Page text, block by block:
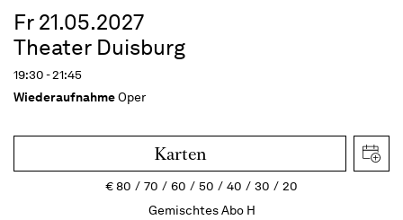
Fr 21.05.2027
Theater Duisburg
19:30 - 21:45
WiederaufnahmeOper
Karten
€80 70 60 50 40 30
20
Gemischtes Abo H